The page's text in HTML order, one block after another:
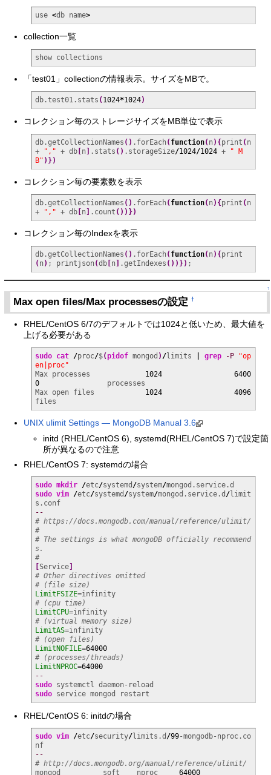
use <db name>
collection一覧
show collections
「test01」collectionの情報表示。サイズをMBで。
db.test01.stats (1024*1024)
コレクション毎のストレージサイズをMB単位で表示
db.getCollectionNames ( ) .forEach(function(n) {print (n
+
"," + db[n] .stats ( ) .storageSize/1024/1024 +
" M
B" ) })
コレクション毎の要素数を表示
db.getCollectionNames ( ) .forEach( function( n) { print ( n
+
"," + db[ n] .count ( ) ) })
コレクション毎のIndexを表示
db.getCollectionNames ( ) .forEach( function( n) { print
( n) ; printjson(db[ n] .getIndexes ( ) ) }) ;
↑
Max open files/Max processesの設定†
RHEL/CentOS 6/7のデフォルトでは1024と低いため、最大値を
上げる必要がある
sudo cat /proc/$(pidof mongod ) /limits grep -P
"op
en|proc"
Max processes 1024
6400
0
                processes
Max open files 1024
4096
files
UNIX ulimit Settings — MongoDB Manual 3.6
initd (RHEL/CentOS 6), systemd(RHEL/CentOS 7)で設定箇
所が異なるので注意
RHEL/CentOS 7: systemdの場合
sudo mkdir /etc/systemd /system/
sudo vim /etc/systemd /system/mongod.service.d /limit
s.conf
--
#
# The settings is what mongoDB officially recommend
s.
#
Service]
# Other directives omitted
# (file size)
LimitFSIZE
=infinity
# (cpu time)
LimitCPU
=infinity
# (virtual memory size)
LimitAS
=infinity
# (open files)
LimitNOFILE=64000
# (processes/threads)
LimitNPROC=64000
--
sudo
sudo service mongod restart
RHEL/CentOS 6: initdの場合
sudo vim /etc/security/limits.d /99-mongodb-nproc.co
nf
--
# http://docs.mongodb.org/manual/reference/ulimit/
mongod          soft    nproc 64000